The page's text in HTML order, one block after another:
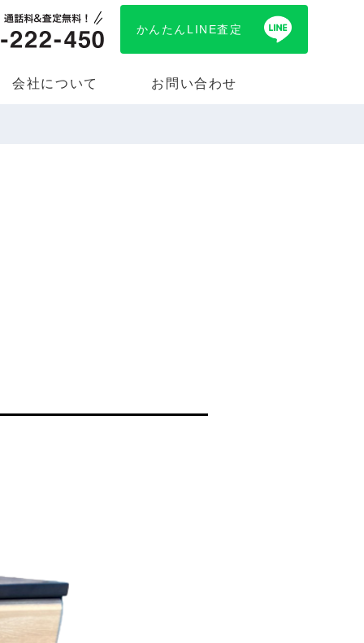
かんたんLINE査定
会社について お問い合わせ